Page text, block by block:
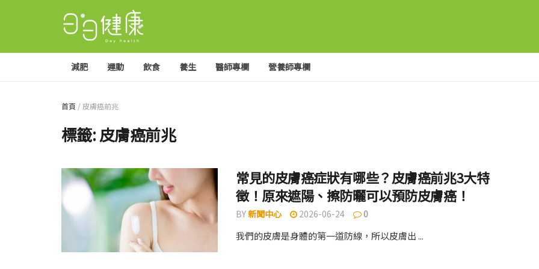
減肥 運動 飲食 養生 醫師專欄 營養師專欄
首頁 / 皮膚癌前兆
標籤:皮膚癌前兆
常見的皮膚癌症狀有哪些？皮膚癌前兆3大特
徵！原來遮陽、擦防曬可以預防皮膚癌！
BY新聞中心 2026-06-24 0
我們的皮膚是身體的第一道防線，所以皮膚出 ...